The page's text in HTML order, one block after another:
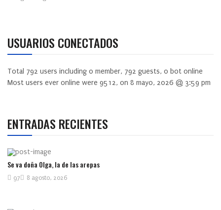
USUARIOS CONECTADOS
Total 792 users including 0 member, 792 guests, 0 bot online
Most users ever online were 9512, on 8 mayo, 2026 @ 3:59 pm
ENTRADAS RECIENTES
Se va doña Olga, la de las arepas
8 agosto, 2026
97